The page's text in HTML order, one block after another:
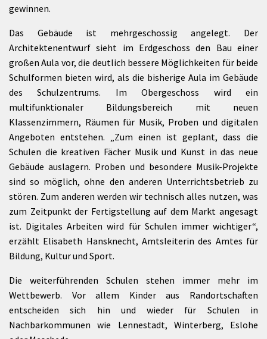
gewinnen.
Das Gebäude ist mehrgeschossig angelegt. Der
Architektenentwurf sieht im Erdgeschoss den Bau einer
großen Aula vor, die deutlich bessere Möglichkeiten für beide
Schulformen bieten wird, als die bisherige Aula im Gebäude
des Schulzentrums. Im Obergeschoss wird ein
multifunktionaler Bildungsbereich mit neuen
Klassenzimmern, Räumen für Musik, Proben und digitalen
Angeboten entstehen. „Zum einen ist geplant, dass die
Schulen die kreativen Fächer Musik und Kunst in das neue
Gebäude auslagern. Proben und besondere Musik-Projekte
sind so möglich, ohne den anderen Unterrichtsbetrieb zu
stören. Zum anderen werden wir technisch alles nutzen, was
zum Zeitpunkt der Fertigstellung auf dem Markt angesagt
ist. Digitales Arbeiten wird für Schulen immer wichtiger“,
erzählt Elisabeth Hansknecht, Amtsleiterin des Amtes für
Bildung, Kultur und Sport.
Die weiterführenden Schulen stehen immer mehr im
Wettbewerb. Vor allem Kinder aus Randortschaften
entscheiden sich hin und wieder für Schulen in
Nachbarkommunen wie Lennestadt, Winterberg, Eslohe